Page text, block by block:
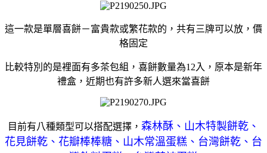
這一款是單層喜餅－富貴款或繁花款的，共有三牌可以放，價
格固定
比較特別的是裡面有多茶包組，喜餅數量為12入，原本是新年
禮盒，近期也有許多新人選來當喜餅
目前有八種類型可以搭配選擇， 森林酥、山木特製餅乾、
花見餅乾、花瓣棒棒糖、山木常溫蛋糕、台灣餅乾、台